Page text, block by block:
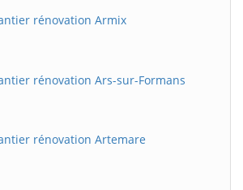
rénovation Armix
rénovation Ars-sur-Formans
rénovation Artemare